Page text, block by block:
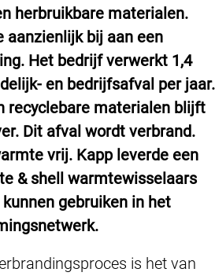
herbruikbare materialen.
aanzienlijk bij aan een
Het bedrijf verwerkt 1,4
en bedrijfsafval per jaar.
recyclebare materialen blijft
Dit afval wordt verbrand.
vrij. Kapp leverde een
& shell warmtewisselaars
gebruiken in het
is het van